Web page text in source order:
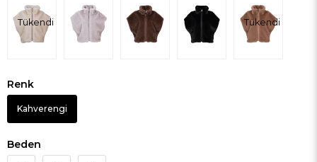
Tükendi Tükendi
Renk
Kahverengi
Beden